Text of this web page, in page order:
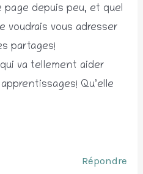
depuis peu, et quel
voudrais vous adresser
partages!
va tellement aider
Qu’elle
Répondre